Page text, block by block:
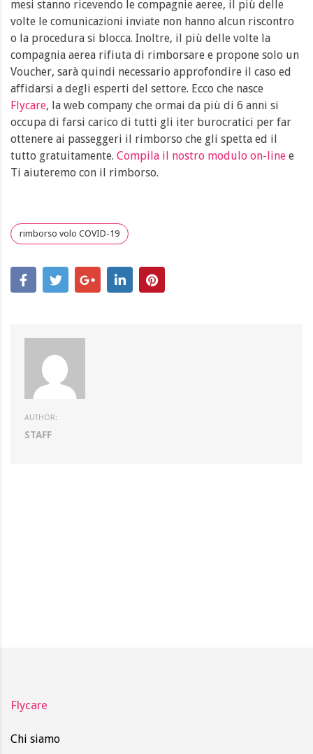
mesi stanno ricevendo le compagnie aeree, il più delle
volte le comunicazioni inviate non hanno alcun riscontro
o la procedura si blocca. Inoltre, il più delle volte la
compagnia aerea rifiuta di rimborsare e propone solo un
Voucher, sarà quindi necessario approfondire il caso ed
affidarsi a degli esperti del settore. Ecco che nasce
Flycare, la web company che ormai da più di 6 anni si
occupa di farsi carico di tutti gli iter burocratici per far
ottenere ai passeggeri il rimborso che gli spetta ed il
tutto gratuitamente. Compila il nostro modulo on-line e
Ti aiuteremo con il rimborso.
rimborso volo COVID-19
AUTHOR:
STAFF
Flycare
Chi siamo